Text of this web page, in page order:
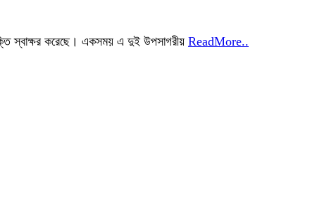
স্বাক্ষর করেছে। একসময় এ দুই উপসাগরীয় ReadMore..